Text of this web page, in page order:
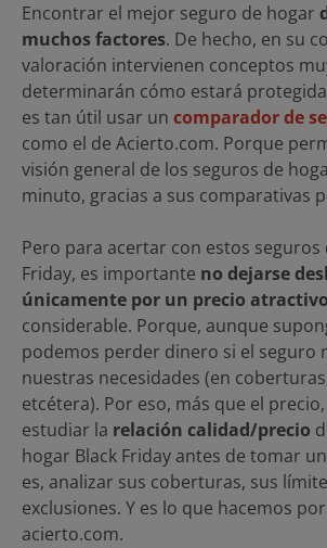
Encontrar el mejor seguro de hogar
muchos factores. De hecho, en su
valoración intervienen conceptos
determinarán cómo estará
es tan útil usar un comparador de
como el de Acierto.com. Porque
visión general de los seguros de
minuto, gracias a sus comparativas
Pero para acertar con estos seguros
Friday, es importante no dejarse
únicamente por un precio atractivo
considerable. Porque, aunque
podemos perder dinero si el seguro
nuestras necesidades (en
etcétera). Por eso, más que el
estudiar la relación calidad/precio
hogar Black Friday antes de tomar
es, analizar sus coberturas, sus
exclusiones. Y es lo que hacemos
acierto.com.